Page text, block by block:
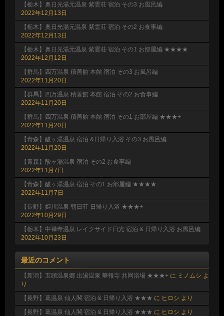
【栃木】奥日光湯元温泉 紫雲荘 宿泊 その3 お風呂編
2022年12月13日
【栃木】奥日光湯元温泉 紫雲荘 宿泊 その2 お食事編
2022年12月13日
【栃木】奥日光湯元温泉 紫雲荘 宿泊 その1 お部屋編 ★★★★
2022年12月12日
【群馬】四万温泉 積善館 本館 宿泊 その3 お風呂編
2022年11月20日
【群馬】四万温泉 積善館 本館 宿泊 その2 お食事編
2022年11月20日
【群馬】四万温泉 積善館 本館 宿泊 その1 お部屋編 ★★★+
2022年11月20日
【青森】酸ヶ湯温泉 宿泊 &日帰り入浴 その3 お風呂編
2022年11月20日
【青森】酸ヶ湯温泉 宿泊 その2 お食事編
2022年11月7日
【青森】酸ヶ湯温泉 宿泊 その1 お部屋編 ★★★★
2022年11月7日
【長野】姫川温泉 朝日荘 日帰り入浴 ★★★+
2022年10月29日
【栃木】中禅寺温泉 レイクサイド日光 宿泊 & 日帰り入浴 お風呂編
2022年10月23日
最近のコメント
【新潟】五頭温泉郷 出湯温泉 華報寺 共同浴場 ★★★+ に ミノムシ よ
り
【長野】葛温泉 仙人閣 宿泊 & 日帰り入浴 ★★★ に ヒロシ より
【長野】葛温泉 仙人閣 宿泊 & 日帰り入浴 ★★★ に ヒロシ より